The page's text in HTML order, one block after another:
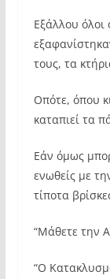
Εξάλλου όλοι
τους, τα
Οπότε, όπου
καταπιεί τα
Εάν όμως
ενωθείς με
τίποτα
“Μάθετε την
“Ο